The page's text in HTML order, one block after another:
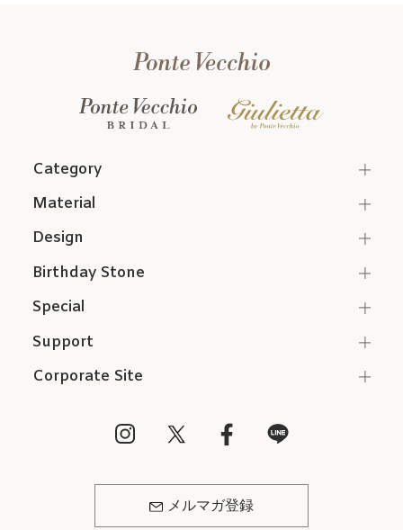
Category
Support
Corporate Site
メルマガ登録
Material
Design
Birthday Stone
Special